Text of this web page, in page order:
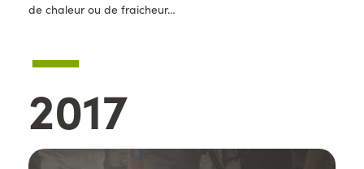
de chaleur ou de fraicheur…
—
Année
2017
Images